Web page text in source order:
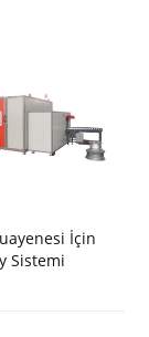
İçin
Sistemi